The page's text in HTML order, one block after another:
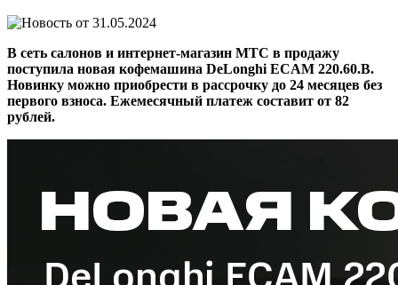
31.05.2024
В сеть салонов и интернет-магазин МТС в продажу
поступила новая кофемашина DeLonghi ECAM 220.60.B.
Новинку можно приобрести в рассрочку до 24 месяцев без
первого взноса. Ежемесячный платеж составит от 82
рублей.